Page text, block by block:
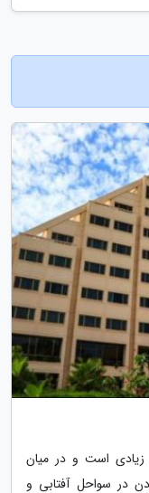
زیادی است و در میان
در سواحل آفتابی و